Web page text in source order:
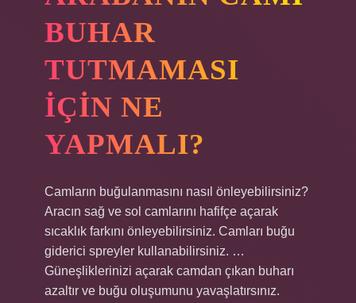
BUHAR
TUTMAMASI
IÇIN NE
YAPMALI?
Camların buğulanmasını nasıl önleyebilirsiniz?
Aracın sağ ve sol camlarını hafifçe açarak
sıcaklık farkını önleyebilirsiniz. Camları buğu
giderici spreyler kullanabilirsiniz. …
Güneşliklerinizi açarak camdan çıkan buharı
azaltır ve buğu oluşumunu yavaşlatırsınız.